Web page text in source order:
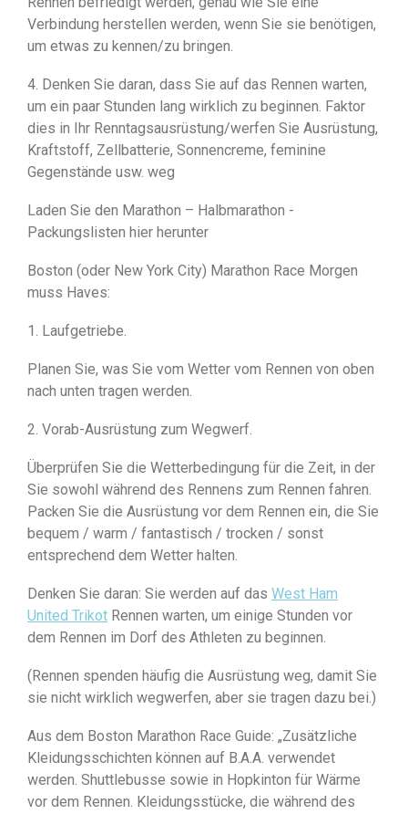
Verbindung herstellen werden, wenn Sie sie benötigen,
um etwas zu kennen/zu bringen.
4. Denken Sie daran, dass Sie auf das Rennen warten,
um ein paar Stunden lang wirklich zu beginnen. Faktor
dies in Ihr Renntagsausrüstung/werfen Sie Ausrüstung,
Kraftstoff, Zellbatterie, Sonnencreme, feminine
Gegenstände usw. weg
Laden Sie den Marathon – Halbmarathon -
Packungslisten hier herunter
Boston (oder New York City) Marathon Race Morgen
muss Haves:
1. Laufgetriebe.
Planen Sie, was Sie vom Wetter vom Rennen von oben
nach unten tragen werden.
2. Vorab-Ausrüstung zum Wegwerf.
Überprüfen Sie die Wetterbedingung für die Zeit, in der
Sie sowohl während des Rennens zum Rennen fahren.
Packen Sie die Ausrüstung vor dem Rennen ein, die Sie
bequem / warm / fantastisch / trocken / sonst
entsprechend dem Wetter halten.
Denken Sie daran: Sie werden auf das West Ham
United Trikot Rennen warten, um einige Stunden vor
dem Rennen im Dorf des Athleten zu beginnen.
(Rennen spenden häufig die Ausrüstung weg, damit Sie
sie nicht wirklich wegwerfen, aber sie tragen dazu bei.)
Aus dem Boston Marathon Race Guide: „Zusätzliche
Kleidungsschichten können auf B.A.A. verwendet
werden. Shuttlebusse sowie in Hopkinton für Wärme
vor dem Rennen. Kleidungsstücke, die während des